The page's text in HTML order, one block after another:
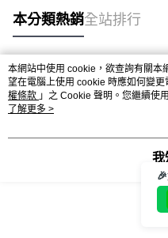
本分類熱銷全站排行
熱門標籤
本網站中使用 cookie，欲查詢有關本
望在電腦上使用 cookie 時應如何變
權條款 」之 Cookie 聲明。您繼續使
用條款之 Cookie 聲明使用 cookie。
了解更多 >
我